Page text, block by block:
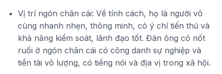
Vị trí ngón chân cái: Về tính cách, họ là người vô
cùng nhanh nhẹn, thông minh, có ý chí tiến thủ và
khả năng kiểm soát, lãnh đạo tốt. Đàn ông có nốt
ruồi ở ngón chân cái có công danh sự nghiệp và
tiền tài vô lượng, có tiếng nói và địa vị trong xã hội.